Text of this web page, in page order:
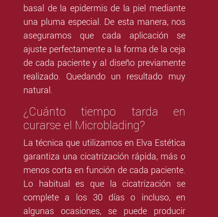
basal de la epidermis de la piel mediante
una pluma especial. De esta manera, nos
aseguramos que cada aplicación se
ajuste perfectamente a la forma de la ceja
de cada paciente y al diseño previamente
realizado. Quedando un resultado muy
natural.
¿Cuánto tiempo tarda en
curarse el Microblading?
La técnica que utilizamos en Elva Estética
garantiza una cicatrización rápida, más o
menos corta en función de cada paciente.
Lo habitual es que la cicatrización se
complete a los 30 días o incluso, en
algunas ocasiones, se puede producir